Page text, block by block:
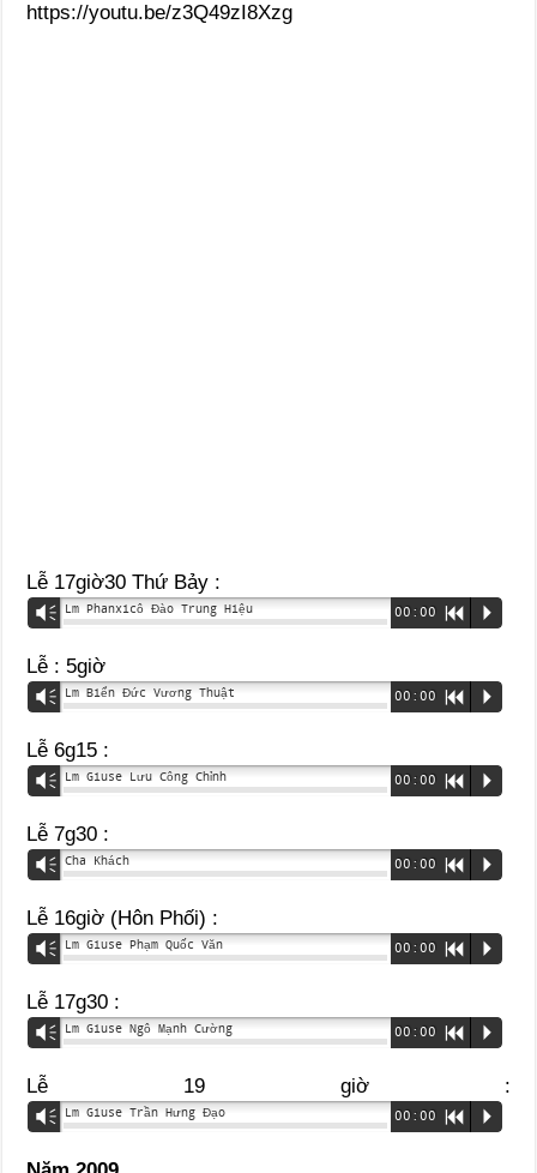
https://youtu.be/z3Q49zI8Xzg
Lễ 17giờ30 Thứ Bảy :
Vm Lm Phanxicô Đào Trung Hiệu 00:00 R P
Lễ : 5giờ
Vm Lm Biển Đức Vương Thuật 00:00 R P
Lễ 6g15 :
Vm Lm Giuse Lưu Công Chỉnh 00:00 R P
Lễ 7g30 :
Vm Cha Khách 00:00 R P
Lễ 16giờ (Hôn Phối) :
Vm Lm Giuse Phạm Quốc Văn 00:00 R P
Lễ 17g30 :
Vm Lm Giuse Ngô Mạnh Cường 00:00 R P
Lễ 19 giờ :
Vm Lm Giuse Trần Hưng Đạo 00:00 R P